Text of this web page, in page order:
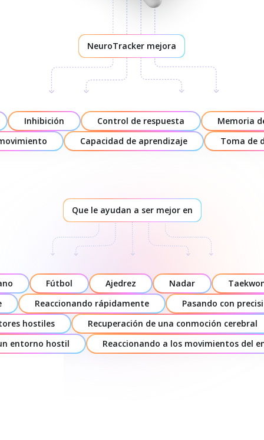
NeuroTracker mejora
Inhibición Control de respuesta
Memoria
Capacidad de aprendizaje Toma de
Que le ayudan a ser mejor en
Fútbol Ajedrez Nadar
Reaccionando rápidamente
Pasando con
hostiles
Recuperación de una conmoción cerebral
entorno hostil
Reaccionando a los movimientos del